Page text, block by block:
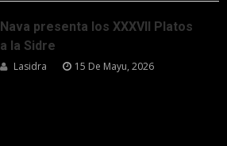
Nava presenta los XXXVII Platos
a la Sidre
Lasidra 15 De Mayu, 2026